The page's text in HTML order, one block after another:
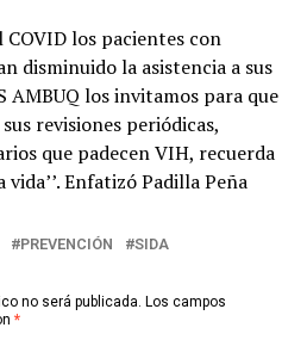
los pacientes con
disminuido la asistencia a sus
AMBUQ los invitamos para que
revisiones periódicas,
que padecen VIH, recuerda
Enfatizó Padilla Peña
PREVENCIÓN SIDA
no será publicada. Los campos
*